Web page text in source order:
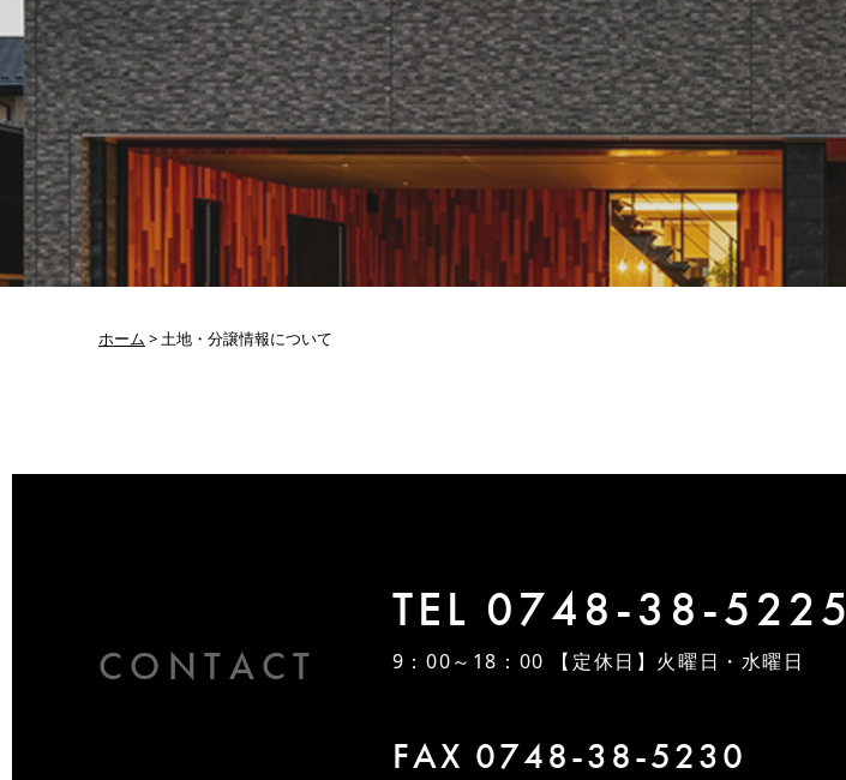
ホーム >土地・分譲情報について
CONTACT
TEL 0748-38-5225
9：00～18：00 【定休日】火曜日・水曜日
FAX 0748-38-5230